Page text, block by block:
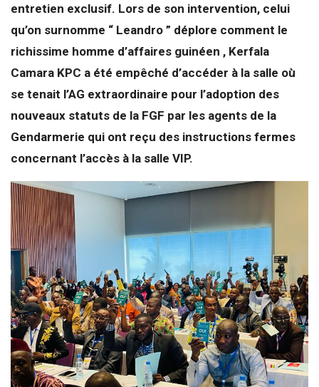
entretien exclusif. Lors de son intervention, celui
qu’on surnomme “ Leandro ” déplore comment le
richissime homme d’affaires guinéen , Kerfala
Camara KPC a été empêché d’accéder à la salle où
se tenait l’AG extraordinaire pour l’adoption des
nouveaux statuts de la FGF par les agents de la
Gendarmerie qui ont reçu des instructions fermes
concernant l’accès à la salle VIP.